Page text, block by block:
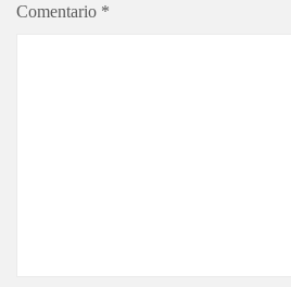
Comentario *